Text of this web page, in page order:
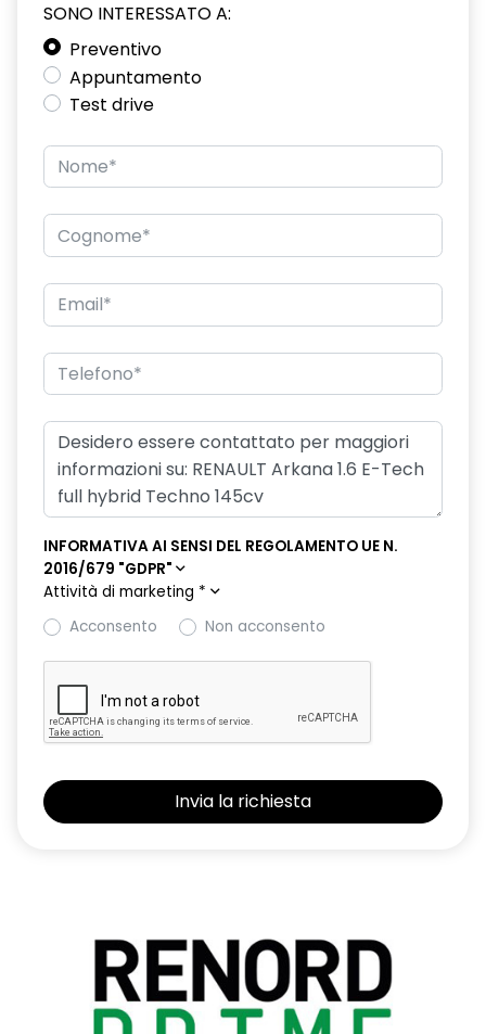
SONO INTERESSATO A:
Preventivo
Appuntamento
Test drive
INFORMATIVA AI SENSI DEL REGOLAMENTO UE N.
2016/679 "GDPR"
Attività di marketing *
Acconsento
Non acconsento